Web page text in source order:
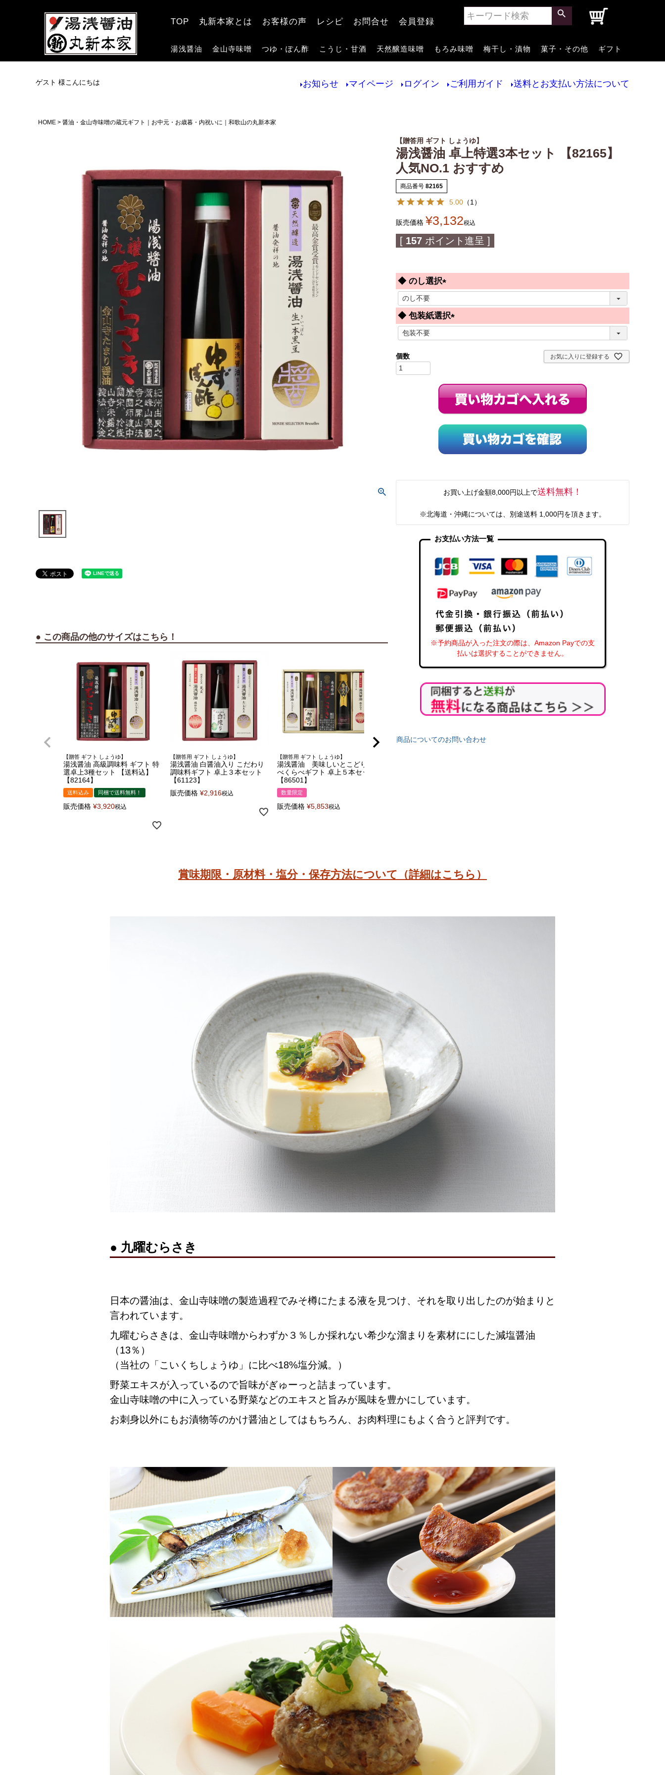
TOP 丸新本家とは お客様の声 レシピ お問合せ 会員登録
湯浅醤油 金山寺味噌 つゆ・ぽん酢 こうじ・甘酒 天然醸造味噌 もろみ味噌 梅干し・漬物 菓子・その他 ギフト
ゲスト 様こんにちは お知らせ マイページ ログイン ご利用ガイド 送料とお支払い方法について
HOME 醤油・金山寺味噌の蔵元ギフト｜お中元・お歳暮・内祝いに｜和歌山の丸新本家
● この商品の他のサイズはこちら！
【贈答 ギフト しょうゆ】
湯浅醤油 高級調味料 ギフト 特
選卓上3種セット 【送料込】
【82164】
送料込み 同梱で送料無料！
販売価格 ¥3,920税込
【贈答用 ギフト しょうゆ】
湯浅醤油 白醤油入り こだわり
調味料ギフト 卓上３本セット
【61123】
販売価格 ¥2,916税込
【贈答用 ギフト しょうゆ】
湯浅醤油 美味しいとこどり 食
べくらべギフト 卓上５本セット
【86501】
数量限定
販売価格 ¥5,853税込
【贈答用 ギフト しょうゆ】
湯浅醤油 卓上特選3本セット 【82165】
人気NO.1 おすすめ
商品番号 82165
5.00 （1 ）
販売価格 ¥3,132税込
[ 157 ポイント進呈 ]
◆ のし選択
必
須
◆ 包装紙選択
必
お気に入りに登録する
お買い上げ金額8,000円以上で送料無料！
※北海道・沖縄については、別途送料 1,000円を頂きます。
お支払い方法一覧
※予約商品が入った注文の際は、Amazon Payでの支
払いは選択することができません。
商品についてのお問い合わせ
賞味期限・原材料・塩分・保存方法について（詳細はこちら）
● 九曜むらさき
日本の醤油は、金山寺味噌の製造過程でみそ樽にたまる液を見つけ、それを取り出したのが始まりと
言われています。
九曜むらさきは、金山寺味噌からわずか３％しか採れない希少な溜まりを素材ににした減塩醤油
（13％）
（当社の「こいくちしょうゆ」に比べ18%塩分減。）
野菜エキスが入っているので旨味がぎゅーっと詰まっています。
金山寺味噌の中に入っている野菜などのエキスと旨みが風味を豊かにしています。
お刺身以外にもお漬物等のかけ醤油としてはもちろん、お肉料理にもよく合うと評判です。